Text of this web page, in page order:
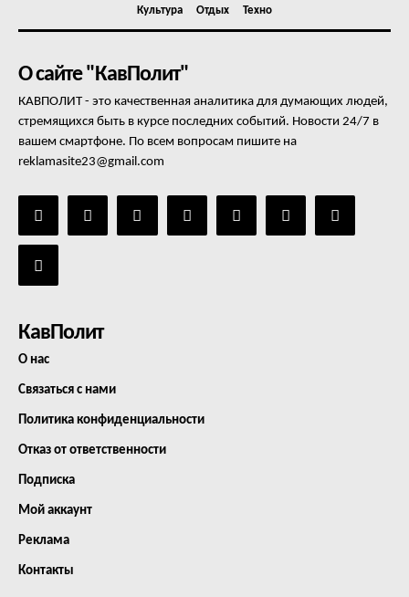
Культура
Отдых Техно
О сайте "КавПолит"
КАВПОЛИТ - это качественная аналитика для думающих людей,
стремящихся быть в курсе последних событий. Новости 24/7 в
вашем смартфоне. По всем вопросам пишите на
reklamasite23@gmail.com
КавПолит
О нас
Связаться с нами
Политика конфиденциальности
Отказ от ответственности
Подписка
Мой аккаунт
Реклама
Контакты